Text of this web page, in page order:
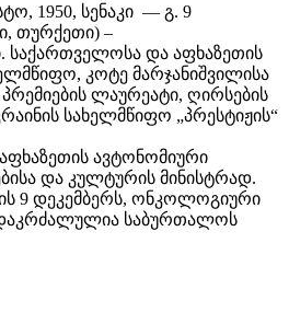
1950, სენაკი — გ. 9
თურქეთი) –
საქართველოსა და აფხაზეთის
კოტე მარჯანიშვილისა
ლაურეატი, ღირსების
სახელმწიფო „პრესტიჟის“
ავტონომიური
და კულტურის მინისტრად.
9 დეკემბერს, ონკოლოგიური
საბურთალოს